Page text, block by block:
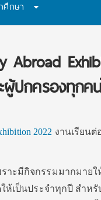
ศึกษา
Abroad
ผู้ปกครองทุกค
2022 งานเรียน
าะมีกิจกรรมมากมาย
ให้เป็นประจำทุกปี สำห